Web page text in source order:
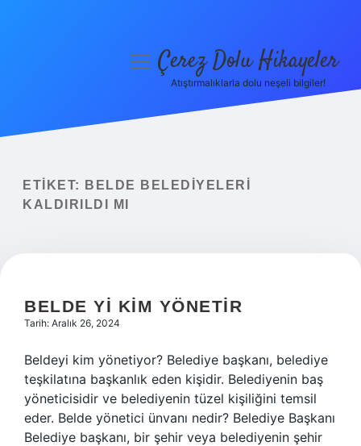
Yasal Uyarı
menüyüÇerez Dolu Hikayeler
Atıştırmalıklarla dolu neşeli bilgiler!
ETIKET:
BELDE BELEDIYELERI
KALDIRILDI MI
BELDE YI KIM YÖNETIR
Tarih: Aralık 26, 2024
Beldeyi kim yönetiyor? Belediye başkanı, belediye
teşkilatına başkanlık eden kişidir. Belediyenin baş
yöneticisidir ve belediyenin tüzel kişiliğini temsil
eder. Belde yönetici ünvanı nedir? Belediye Başkanı
Belediye başkanı, bir şehir veya belediyenin şehir